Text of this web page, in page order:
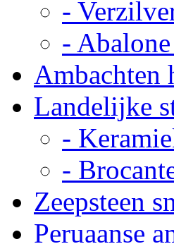
-
-
Ambachten
Landelijke
-
-
Zeepsteen
Peruaanse